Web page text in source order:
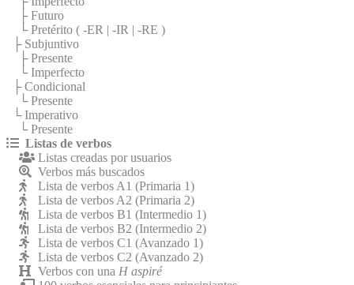
├ Futuro
└ Pretérito ( -ER | -IR | -RE )
├ Subjuntivo
├ Presente
└ Imperfecto
├ Condicional
└ Presente
└ Imperativo
└ Presente
Listas de verbos
Listas creadas por usuarios
Verbos más buscados
Lista de verbos A1 (Primaria 1)
Lista de verbos A2 (Primaria 2)
Lista de verbos B1 (Intermedio 1)
Lista de verbos B2 (Intermedio 2)
Lista de verbos C1 (Avanzado 1)
Lista de verbos C2 (Avanzado 2)
Verbos con una H aspiré